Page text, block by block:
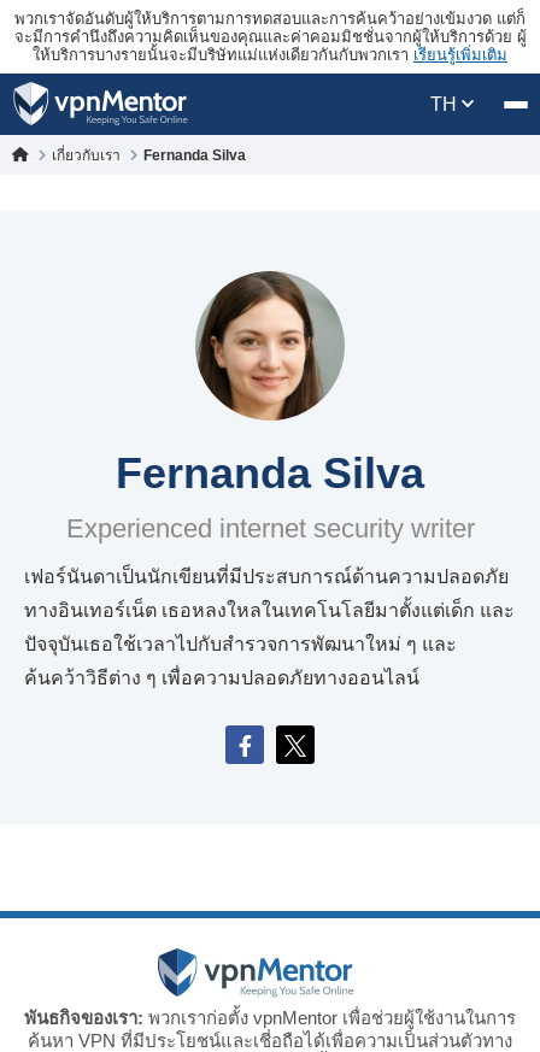
พวกเราจัดอันดับผู้ให้บริการตามการทดสอบและการค้นคว้าอย่างเข้มงวด แต่ก็
จะมีการคำนึงถึงความคิดเห็นของคุณและค่าคอมมิชชั่นจากผู้ให้บริการด้วย ผู้
ให้บริการบางรายนั้นจะมีบริษัทแม่แห่งเดียวกันกับพวกเรา เรียนรู้เพิ่มเติม
TH
เกี่ยวกับเรา Fernanda Silva
Fernanda Silva
Experienced internet security writer
เฟอร์นันดาเป็นนักเขียนที่มีประสบการณ์ด้านความปลอดภัย
ทางอินเทอร์เน็ต เธอหลงใหลในเทคโนโลยีมาตั้งแต่เด็ก และ
ปัจจุบันเธอใช้เวลาไปกับสำรวจการพัฒนาใหม่ ๆ และ
ค้นคว้าวิธีต่าง ๆ เพื่อความปลอดภัยทางออนไลน์
พันธกิจของเรา: พวกเราก่อตั้ง vpnMentor เพื่อช่วยผู้ใช้งานในการ
ค้นหา VPN ที่มีประโยชน์และเชี่อถือได้เพื่อความเป็นส่วนตัวทาง